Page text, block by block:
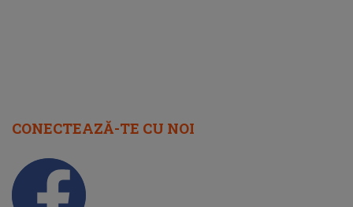
CONECTEAZĂ-TE CU NOI